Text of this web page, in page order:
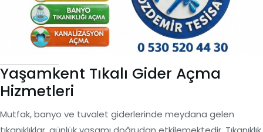
Yaşamkent Tıkalı Gider Açma
Hizmetleri
Mutfak, banyo ve tuvalet giderlerinde meydana gelen